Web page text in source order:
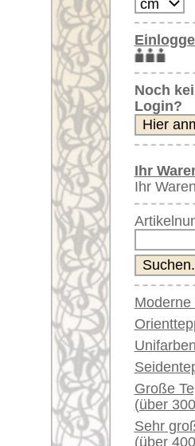
Ihr Warenkorb ist leer.
Artikelnummer:
Moderne Teppiche
Orientteppiche
Unifarben/ungemustert
Seidenteppiche
Große Teppiche
(über 300x200 cm)
Sehr große XL Teppiche
(über 400x200 cm)
Riesige XXL Teppiche
(über 600x200 cm)
Läufer / Galerien
Runde & ovale Teppiche
Antike Teppiche
Antike China Teppiche
Blaue Teppiche
Graue Teppiche
Braune Teppiche
Blaue Teppiche
Grüne Teppiche
Rot/pink/flieder/lila
Beige/hell/cremefarben
Ein kleines Teppich-
Glossar...
Händler können ihre
großen Teppiche hier
verkaufen